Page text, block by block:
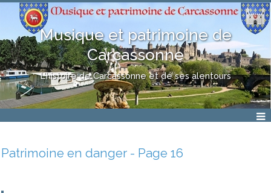
Musique et patrimoine de
Carcassonne
L'histoire de Carcassonne et de ses alentours
Patrimoine en danger - Page 16